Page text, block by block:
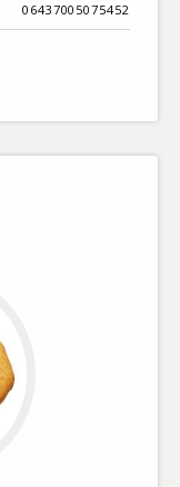
06437005075452